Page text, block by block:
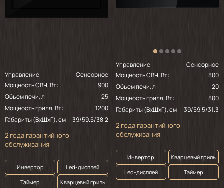
Управление:
Сенсорное
Мощность СВЧ, Вт:
900
Объем печи, л:
25
Мощность гриля, Вт:
1200
Габариты (ВхШхГ), см
39/59.5/38.2
2 года гарантийного
обслуживания
Инвертор
Led-дисплей
Таймер
Кварцевый гриль
Управление:
Сенсорное
Мощность СВЧ, Вт:
800
Объем печи, л:
20
Мощность гриля, Вт:
800
Габариты (ВхШхГ), см
39/59.5/31.3
2 года гарантийного
обслуживания
Инвертор
Кварцевый гриль
Led-дисплей
Таймер